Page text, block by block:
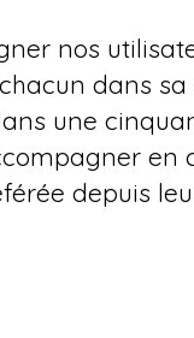
nos
dans
une
en
depuis